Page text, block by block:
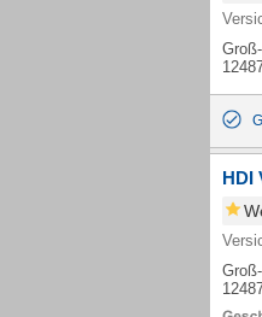
HDI